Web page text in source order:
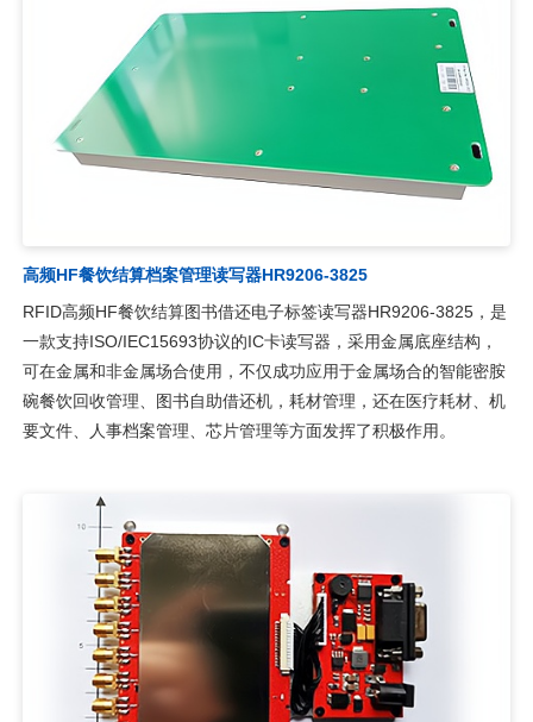
高频HF餐饮结算档案管理读写器HR9206-3825
RFID高频HF餐饮结算图书借还电子标签读写器HR9206-3825，是
一款支持ISO/IEC15693协议的IC卡读写器，采用金属底座结构，
可在金属和非金属场合使用，不仅成功应用于金属场合的智能密胺
碗餐饮回收管理、图书自助借还机，耗材管理，还在医疗耗材、机
要文件、人事档案管理、芯片管理等方面发挥了积极作用。